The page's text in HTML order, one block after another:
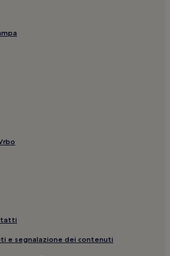
e segnalazione dei contenuti